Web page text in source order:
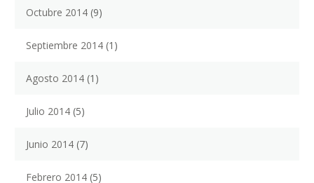
Octubre 2014 (9)
Septiembre 2014 (1)
Agosto 2014 (1)
Julio 2014 (5)
Junio 2014 (7)
Febrero 2014 (5)